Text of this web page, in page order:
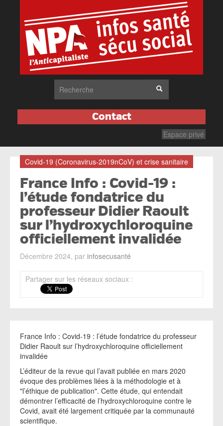
Contact
Espace privé
Covid-19 (Coronavirus-2019nCoV) et crise sanitaire
France Info : Covid-19 :
l’étude fondatrice du
professeur Didier Raoult
sur l’hydroxychloroquine
officiellement invalidée
Décembre 2024, par infosecusanté
Partager sur les réseaux sociaux :
France Info : Covid-19 : l’étude fondatrice du professeur
Didier Raoult sur l’hydroxychloroquine officiellement
invalidée
L’éditeur de la revue qui l’avait publiée en mars 2020
évoque des problèmes liées à la méthodologie et à
"l’éthique de publication". Cette étude, qui entendait
démontrer l’efficacité de l’hydroxychloroquine contre le
Covid, avait été largement critiquée par la communauté
scientifique.